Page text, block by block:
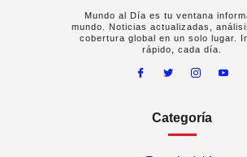
Mundo al Día es tu ventana
mundo. Noticias actualizadas,
cobertura global en un solo lugar.
rápido, cada día.
Categoría